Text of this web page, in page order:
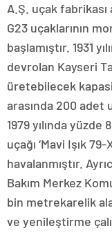
A.Ş. uçak fabrikası
G23 uçaklarının
başlamıştır. 1931
devrolan Kayseri
üretebilecek
arasında 200
1979 yılında
uçağı ‘Mavi Işık
havalanmıştır.
Bakım Merkez
bin metrekarelik
ve yenileştirme